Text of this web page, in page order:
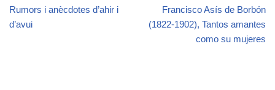
Rumors i anècdotes d’ahir i
d’avui
Francisco Asís de Borbón
(1822-1902), Tantos amantes
como su mujeres